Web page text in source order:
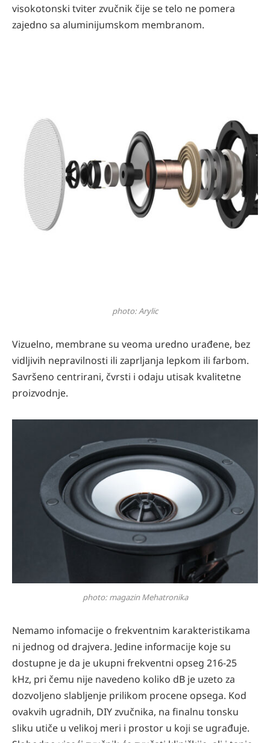
visokotonski tviter zvučnik čije se telo ne pomera
zajedno sa aluminijumskom membranom.
photo: Arylic
Vizuelno, membrane su veoma uredno urađene, bez
vidljivih nepravilnosti ili zaprljanja lepkom ili farbom.
Savršeno centrirani, čvrsti i odaju utisak kvalitetne
proizvodnje.
photo: magazin Mehatronika
Nemamo infomacije o frekventnim karakteristikama
ni jednog od drajvera. Jedine informacije koje su
dostupne je da je ukupni frekventni opseg 216-25
kHz, pri čemu nije navedeno koliko dB je uzeto za
dozvoljeno slabljenje prilikom procene opsega. Kod
ovakvih ugradnih, DIY zvučnika, na finalnu tonsku
sliku utiče u velikoj meri i prostor u koji se ugrađuje.